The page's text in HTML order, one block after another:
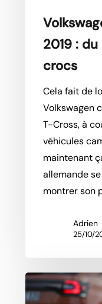
crocs
2019 :
crocs
Cela fait de
Volkswagen
T-Cross, à
véhicules
maintenant
allemande
montrer son
Adrien
25/10/